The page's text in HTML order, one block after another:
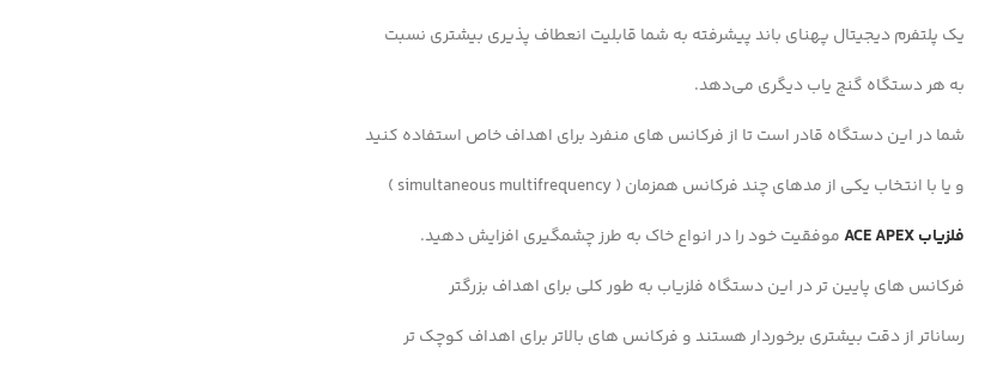
یک پلتفرم دیجیتال پهنای باند پیشرفته به شما قابلیت انعطاف پذیری بیشتری نسبت
به هر دستگاه گنج یاب دیگری می‌دهد.
شما در این دستگاه قادر است تا از فرکانس های منفرد برای اهداف خاص استفاده کنید
و یا با انتخاب یکی از مدهای چند فرکانس همزمان ( simultaneous multifrequency )
فلزیاب ACE APEX
موفقیت خود را در انواع خاک به طرز چشمگیری افزایش دهید.
فرکانس های پایین تر در این دستگاه فلزیاب به طور کلی برای اهداف بزرگتر
رساناتر از دقت بیشتری برخوردار هستند و فرکانس های بالاتر برای اهداف کوچک تر